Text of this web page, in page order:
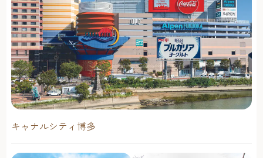
キャナルシティ博多